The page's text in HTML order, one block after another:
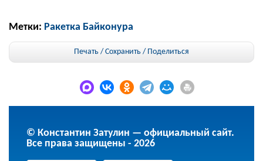
Метки: Ракетка Байконура
Печать / Сохранить / Поделиться
© Константин Затулин — официальный сайт.
Все права защищены - 2026